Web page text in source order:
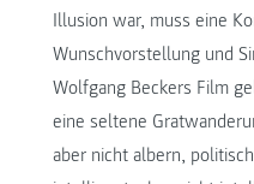
Illusion war, muss eine
Wunschvorstellung und
Wolfgang Beckers Film
eine seltene
aber nicht albern,